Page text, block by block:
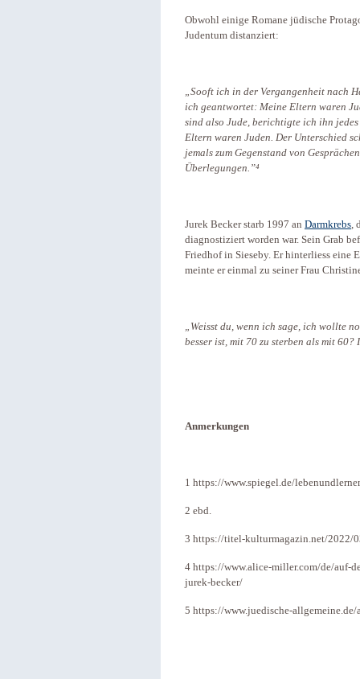
Obwohl einige Romane jüdische
Judentum distanziert:
„Sooft ich in der Vergangenheit nach
ich geantwortet: Meine Eltern waren
sind also Jude, berichtigte ich ihn
Eltern waren Juden. Der Unterschied
jemals zum Gegenstand von
Überlegungen.”⁴
Jurek Becker starb 1997 an Darmkrebs,
diagnostiziert worden war. Sein Grab
Friedhof in Sieseby. Er hinterliess eine
meinte er einmal zu seiner Frau
„Weisst du, wenn ich sage, ich wollte
besser ist, mit 70 zu sterben als mit
Anmerkungen
1 https://www.spiegel.de/
2 ebd.
3 https://titel-kulturmagazin.net/2022/
4 https://www.alice-miller.com/de/auf-
jurek-becker/
5 https://www.juedische-allgemeine.de/